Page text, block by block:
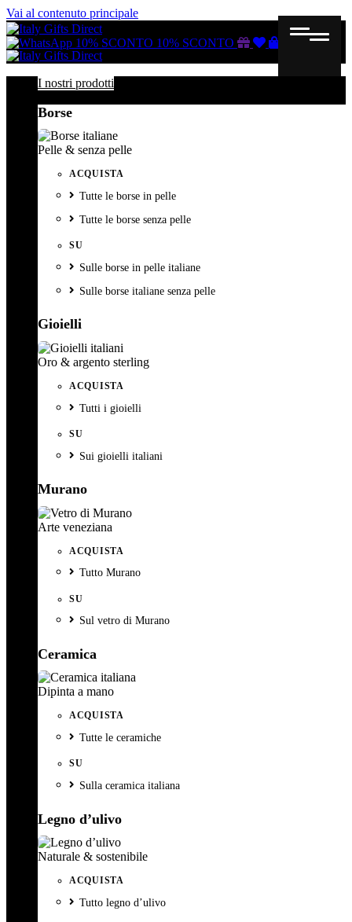
Vai al contenuto principale
10% SCONTO 10% SCONTO
Buono
ListaCarrello
I nostri prodotti
Borse
Pelle & senza pelle
ACQUISTA
Tutte le borse in pelle
Tutte le borse senza pelle
SU
Sulle borse in pelle italiane
Sulle borse italiane senza pelle
Gioielli
Oro & argento sterling
ACQUISTA
Tutti i gioielli
SU
Sui gioielli italiani
Murano
Arte veneziana
ACQUISTA
Tutto Murano
SU
Sul vetro di Murano
Ceramica
Dipinta a mano
ACQUISTA
Tutte le ceramiche
SU
Sulla ceramica italiana
Legno d’ulivo
Naturale & sostenibile
ACQUISTA
Tutto legno d’ulivo